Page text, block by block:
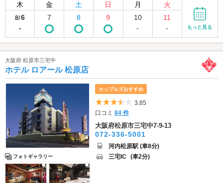
木 金 土 日 月 火
8/6
-
7 8 9
10
-
11
-
もっと見る
大阪府 松原市三宅中
ホテル ロアール 松原店
フォトギャラリー
カップルズおすすめ
5つ星のうち3.5
3.85
口コミ84 件
大阪府松原市三宅中7-9-13
072-336-5001
河内松原駅 (車8分)
三宅IC (車2分)